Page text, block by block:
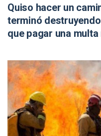
Quiso hacer un
terminó
que pagar una